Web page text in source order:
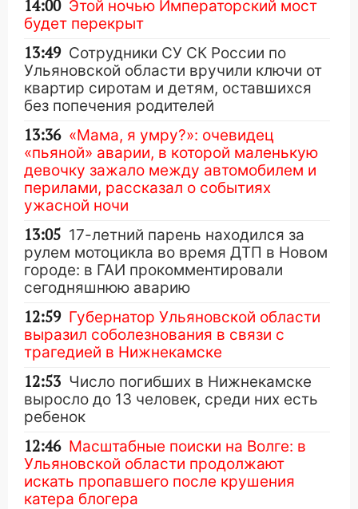
14:00 Этой ночью Императорский мост
будет перекрыт
13:49 Сотрудники СУ СК России по
Ульяновской области вручили ключи от
квартир сиротам и детям, оставшихся
без попечения родителей
13:36 «Мама, я умру?»: очевидец
«пьяной» аварии, в которой маленькую
девочку зажало между автомобилем и
перилами, рассказал о событиях
ужасной ночи
13:05 17-летний парень находился за
рулем мотоцикла во время ДТП в Новом
городе: в ГАИ прокомментировали
сегодняшнюю аварию
12:59 Губернатор Ульяновской области
выразил соболезнования в связи с
трагедией в Нижнекамске
12:53 Число погибших в Нижнекамске
выросло до 13 человек, среди них есть
ребенок
12:46 Масштабные поиски на Волге: в
Ульяновской области продолжают
искать пропавшего после крушения
катера блогера